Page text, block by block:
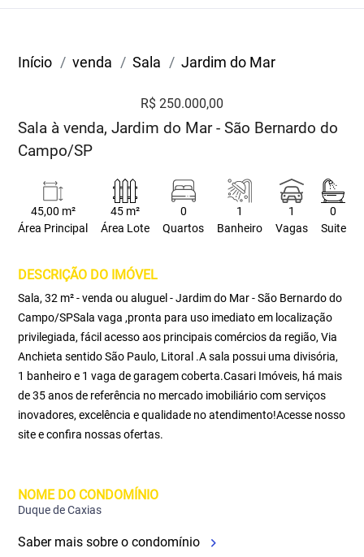
Início venda Sala Jardim do Mar
R$ 250.000,00
Sala à venda, Jardim do Mar - São Bernardo do
Campo/SP
45,00 m²
Área Principal
45 m²
Área Lote
0
Quartos
1
Banheiro
1
Vagas
0
Suite
DESCRIÇÃO DO IMÓVEL
Sala, 32 m² - venda ou aluguel - Jardim do Mar - São Bernardo do
Campo/SPSala vaga ,pronta para uso imediato em localização
privilegiada, fácil acesso aos principais comércios da região, Via
Anchieta sentido São Paulo, Litoral .A sala possui uma divisória,
1 banheiro e 1 vaga de garagem coberta.Casari Imóveis, há mais
de 35 anos de referência no mercado imobiliário com serviços
inovadores, excelência e qualidade no atendimento!Acesse nosso
site e confira nossas ofertas.
NOME DO CONDOMÍNIO
Duque de Caxias
Saber mais sobre o condomínio